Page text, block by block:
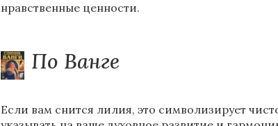
нравственные ценности.
По Ванге
Если вам снится лилия, это символизирует